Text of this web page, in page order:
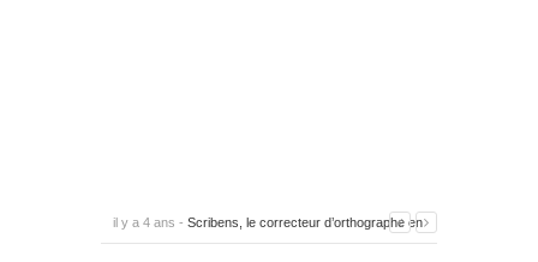
il y a 4 ans - Scribens, le correcteur d’orthographe en